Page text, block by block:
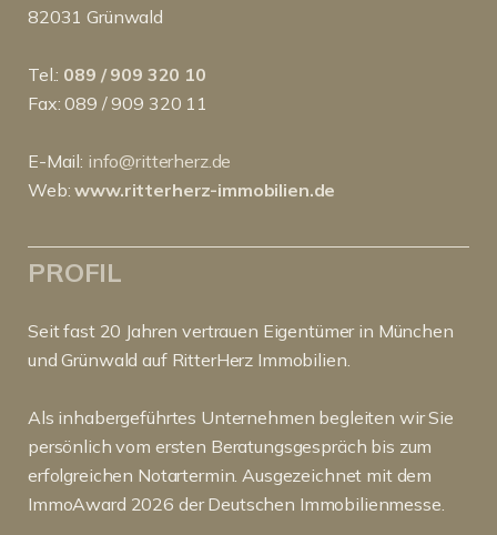
82031 Grünwald
Tel.: 089 / 909 320 10
Fax: 089 / 909 320 11
E-Mail: info@ritterherz.de
Web:www.ritterherz-immobilien.de
PROFIL
Seit fast 20 Jahren vertrauen Eigentümer in München
und Grünwald auf RitterHerz Immobilien.
Als inhabergeführtes Unternehmen begleiten wir Sie
persönlich vom ersten Beratungsgespräch bis zum
erfolgreichen Notartermin. Ausgezeichnet mit dem
ImmoAward 2026 der Deutschen Immobilienmesse.